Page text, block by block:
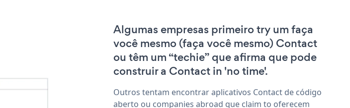
Algumas empresas primeiro try um faça
você mesmo (faça você mesmo) Contact
ou têm um “techie” que afirma que pode
construir a Contact in 'no time'.
Outros tentam encontrar aplicativos Contact de código
aberto ou companies abroad que claim to oferecem